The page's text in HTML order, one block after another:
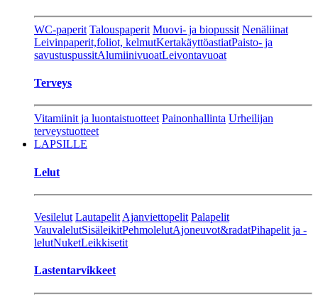
WC-paperit Talouspaperit Muovi- ja biopussit Nenäliinat
Leivinpaperit,foliot, kelmutKertakäyttöastiatPaisto- ja
savustuspussitAlumiinivuoatLeivontavuoat
Terveys
Vitamiinit ja luontaistuotteet Painonhallinta Urheilijan
terveystuotteet
LAPSILLE
Lelut
Vesilelut Lautapelit Ajanviettopelit Palapelit
VauvalelutSisäleikitPehmolelutAjoneuvot&radatPihapelit ja -
lelutNuketLeikkisetit
Lastentarvikkeet